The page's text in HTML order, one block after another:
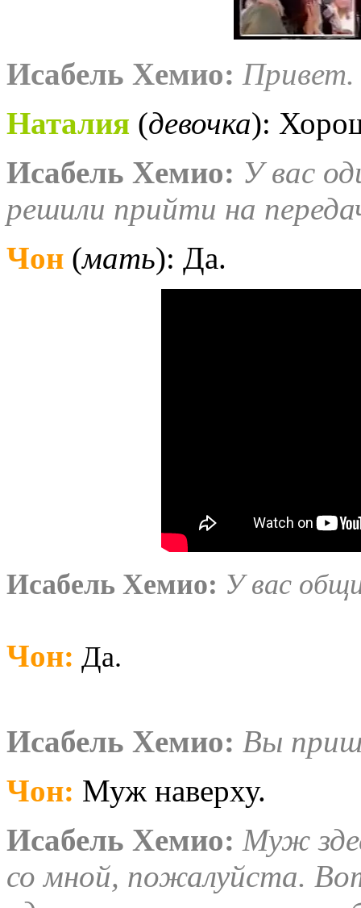
Исабель Хемио: Привет.
Наталия (девочка):
Исабель Хемио: У вас
решили прийти на
Чон (мать): Да.
Исабель Хемио: У вас
Чон: Да.
Исабель Хемио: Вы
Чон: Муж наверху.
Исабель Хемио: Муж
со мной, пожалуйста.